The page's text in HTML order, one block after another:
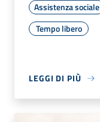
Assistenza sociale
Tempo libero
LEGGI DI PIÙ